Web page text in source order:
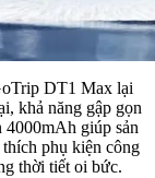
DT1 Max lại
khả năng gập gọn
giúp sản
phụ kiện công
thời tiết oi bức.